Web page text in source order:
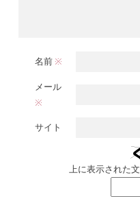
名前 ※
メール
※
サイト
上に表示された